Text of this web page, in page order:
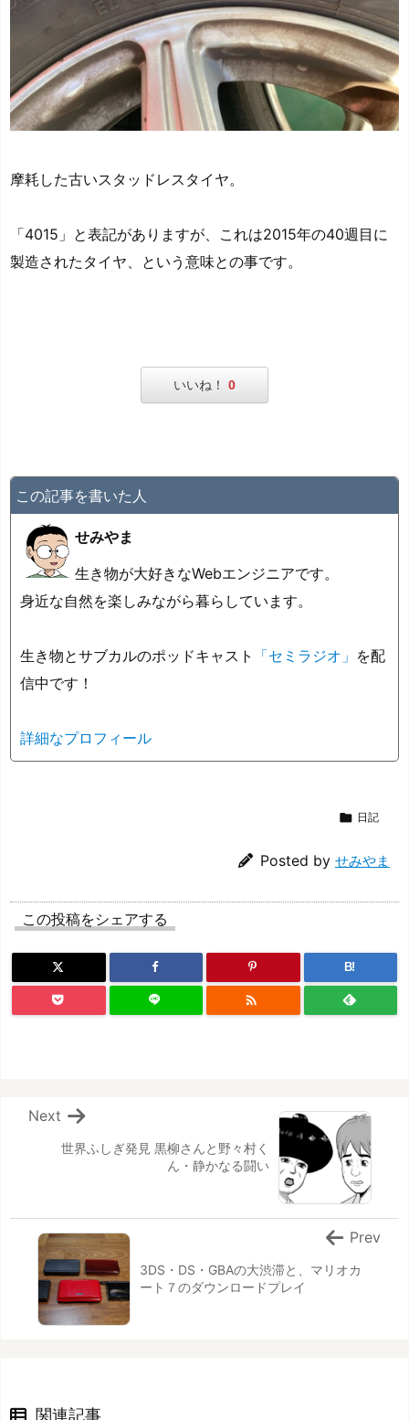
摩耗した古いスタッドレスタイヤ。
「4015」と表記がありますが、これは2015年の40週目に
製造されたタイヤ、という意味との事です。
いいね！ 0
この記事を書いた人
せみやま
生き物が大好きなWebエンジニアです。
身近な自然を楽しみながら暮らしています。
生き物とサブカルのポッドキャスト 「セミラジオ」 を配
信中です！
詳細なプロフィール
 日記
Posted by せみやま
この投稿をシェアする
B!

世界ふしぎ発見 黒柳さんと野々村く
ん・静かなる闘い
Next
3DS・DS・GBAの大渋滞と、マリオカ
ート７のダウンロードプレイ
Prev
関連記事